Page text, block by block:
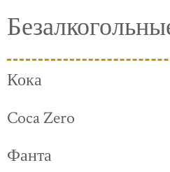
Кока
Coca Zero
Фанта